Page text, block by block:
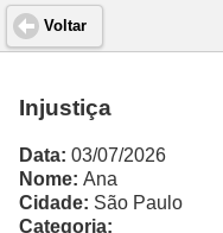
Voltar
Injustiça
Data: 03/07/2026
Nome: Ana
Cidade: São Paulo
Categoria: